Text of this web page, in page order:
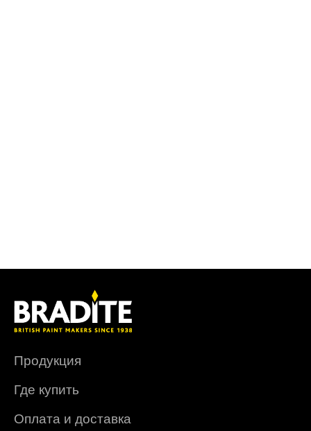
Продукция
Где купить
Оплата и доставка